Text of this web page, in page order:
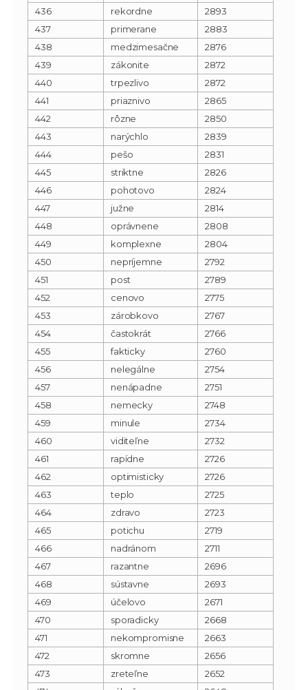
436 rekordne
2893
437
primerane
2883
438
medzimesačne
2876
439
zákonite
2872
440
trpezlivo
2872
441
priaznivo
2865
442
rôzne
2850
443
narýchlo
2839
444
pešo
2831
445
striktne
2826
446
pohotovo
2824
447
južne
2814
448
oprávnene
2808
449
komplexne
2804
450
nepríjemne
2792
451
post
2789
452
cenovo
2775
453
zárobkovo
2767
454
častokrát
2766
455
fakticky
2760
456
nelegálne
2754
457
nenápadne
2751
458
nemecky
2748
459
minule
2734
460
viditeľne
2732
461
rapídne
2726
462
optimisticky
2726
463
teplo
2725
464
zdravo
2723
465
potichu
2719
466
nadránom
2711
467
razantne
2696
468
sústavne
2693
469
účelovo
2671
470
sporadicky
2668
471
nekompromisne
2663
472
skromne
2656
473
zreteľne
2652